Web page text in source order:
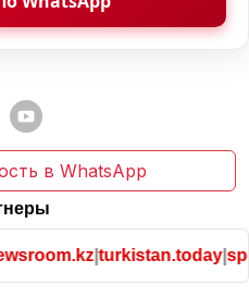
в WhatsApp
|turkistan.today|